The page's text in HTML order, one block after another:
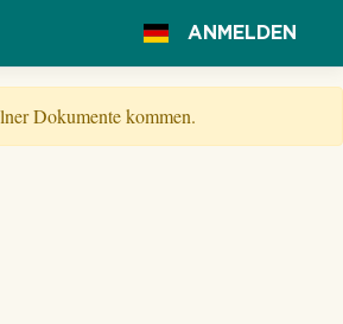
ANMELDEN
Dokumente kommen.